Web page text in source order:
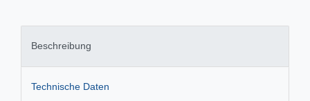
Beschreibung
Technische Daten